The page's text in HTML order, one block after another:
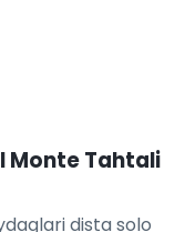
Monte Tahtali
dista solo